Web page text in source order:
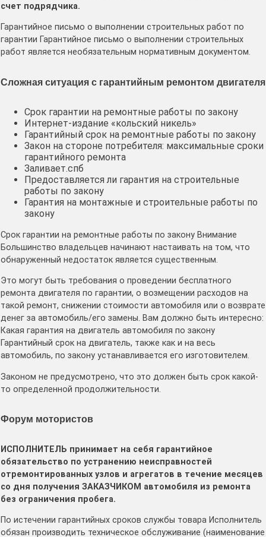
счет подрядчика.
Гарантийное письмо о выполнении строительных работ по
гарантии Гарантийное письмо о выполнении строительных
работ является необязательным нормативным документом.
Сложная ситуация с гарантийным ремонтом двигателя
Срок гарантии на ремонтные работы по закону
Интернет-издание «кольский никель»
Гарантийный срок на ремонтные работы по закону
Закон на стороне потребителя: максимальные сроки
гарантийного ремонта
Заливает.спб
Предоставляется ли гарантия на строительные
работы по закону
Гарантия на монтажные и строительные работы по
закону
Срок гарантии на ремонтные работы по закону Внимание
Большинство владельцев начинают настаивать на том, что
обнаруженный недостаток является существенным.
Это могут быть требования о проведении бесплатного
ремонта двигателя по гарантии, о возмещении расходов на
такой ремонт, снижении стоимости автомобиля или о возврате
денег за автомобиль/его замены. Вам должно быть интересно:
Какая гарантия на двигатель автомобиля по закону
Гарантийный срок на двигатель, также как и на весь
автомобиль, по закону устанавливается его изготовителем.
Законом не предусмотрено, что это должен быть срок какой-
то определенной продолжительности.
Форум мотористов
ИСПОЛНИТЕЛЬ принимает на себя гарантийное
обязательство по устранению неисправностей
отремонтированных узлов и агрегатов в течение месяцев
со дня получения ЗАКАЗЧИКОМ автомобиля из ремонта
без ограничения пробега.
По истечении гарантийных сроков службы товара Исполнитель
обязан производить техническое обслуживание (наименование